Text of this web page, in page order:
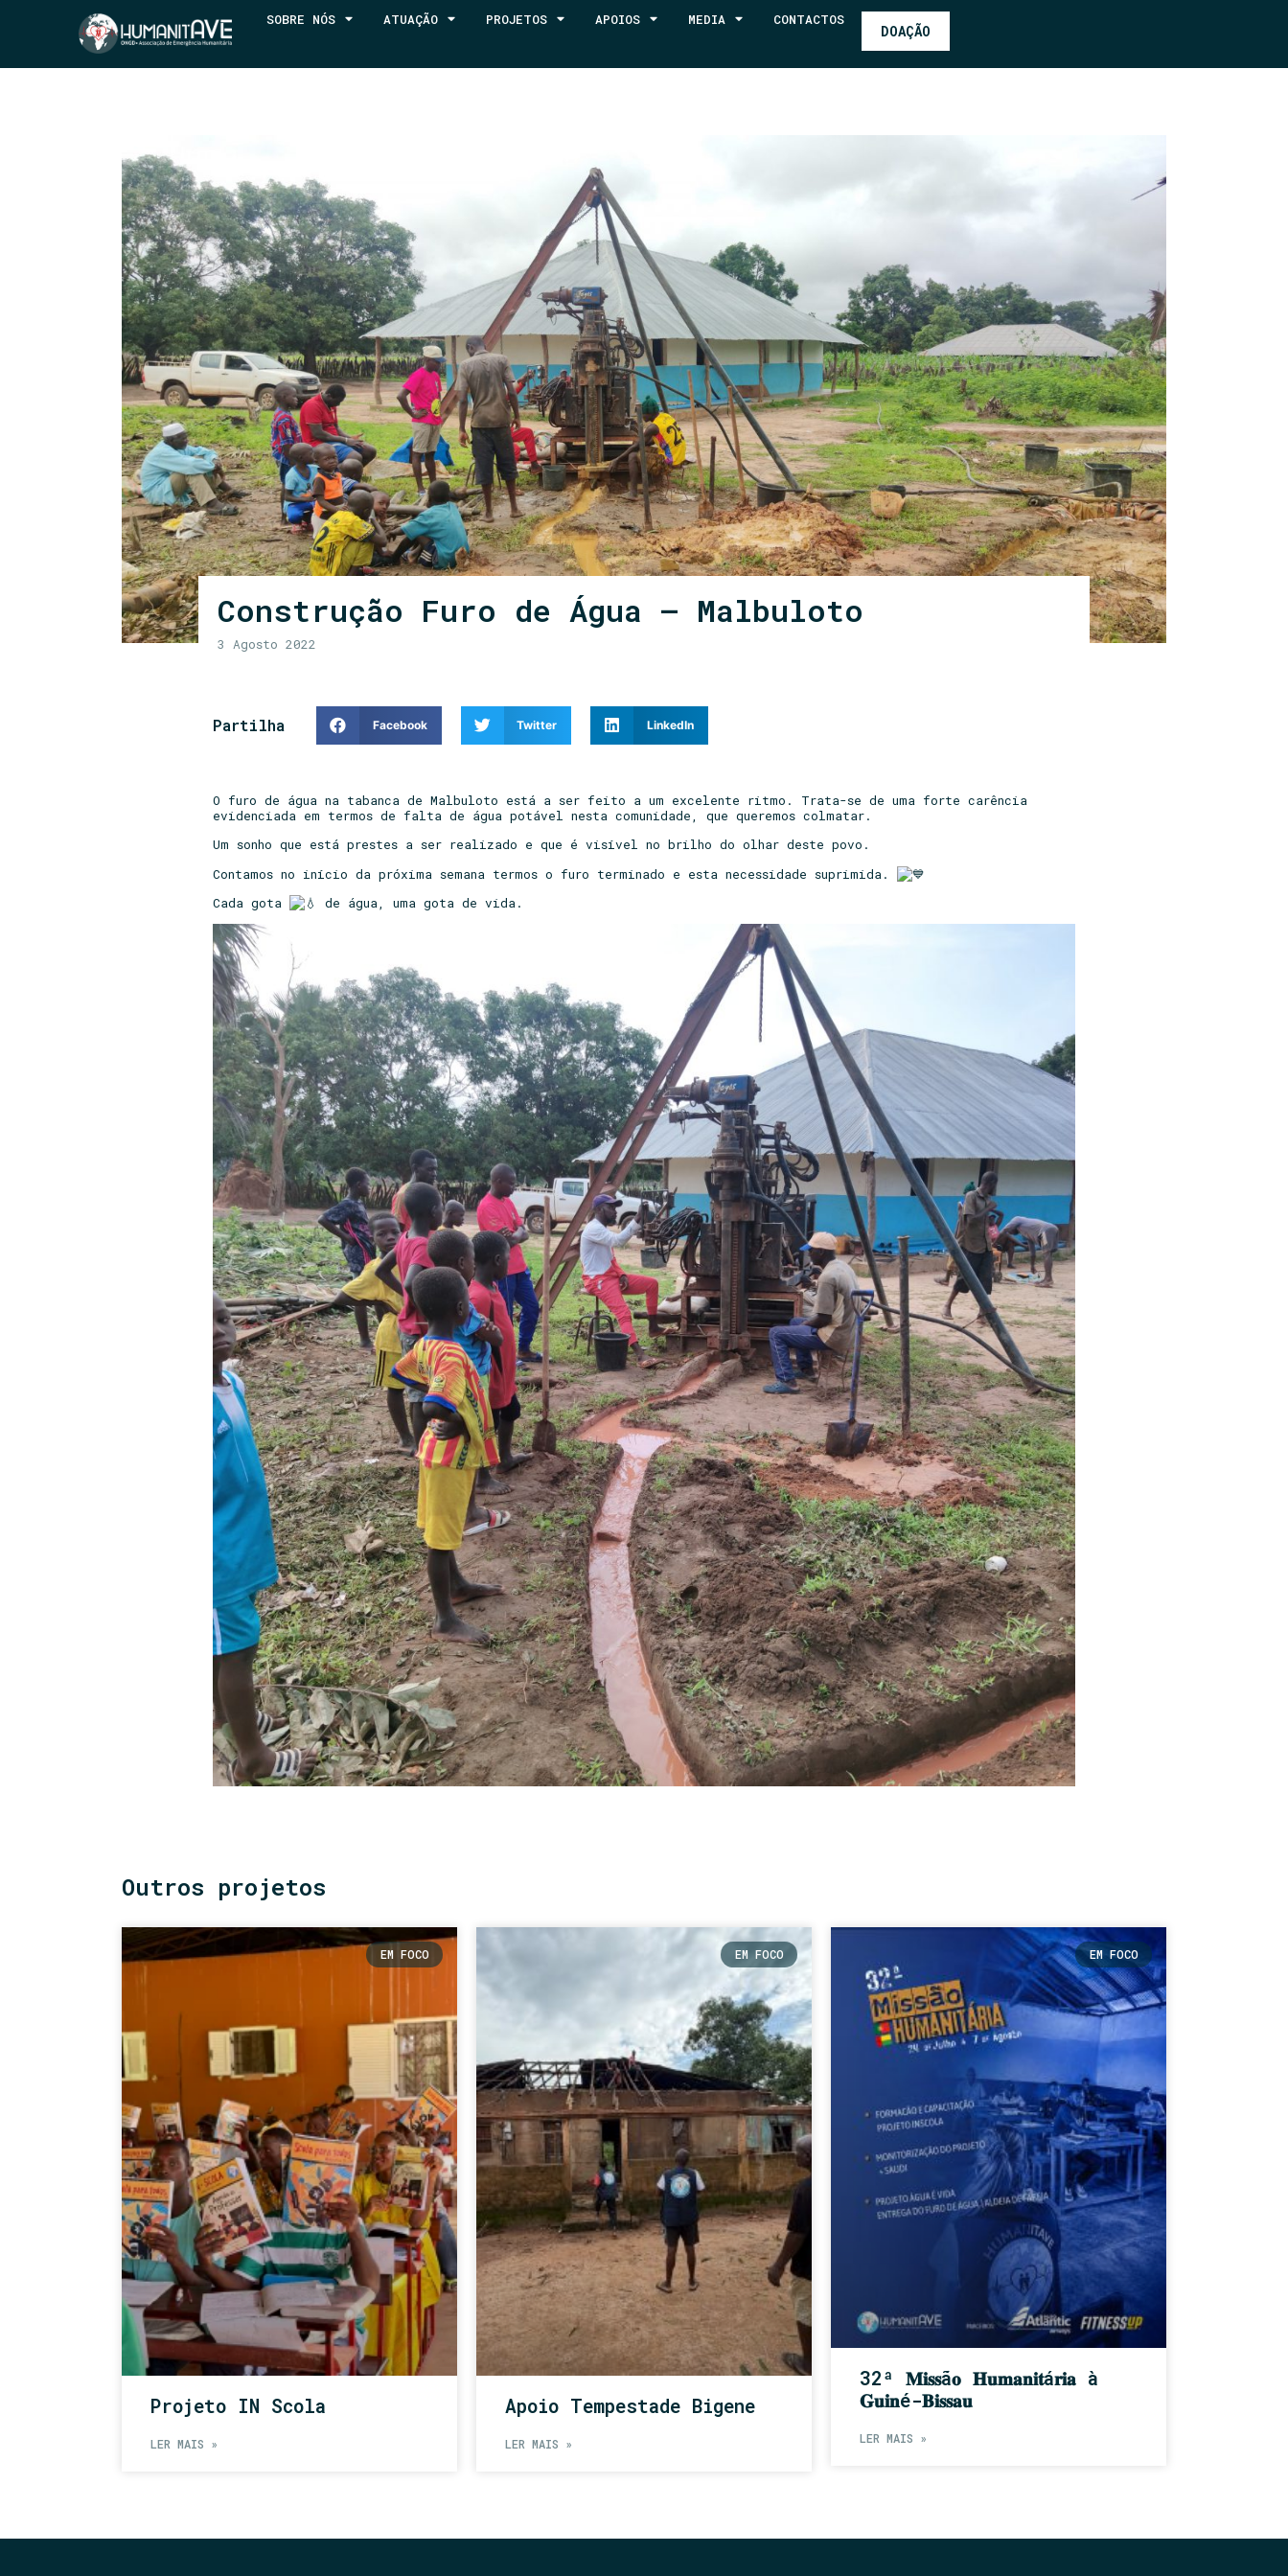
SOBRE NÓS ATUAÇÃO PROJETOS APOIOS MEDIA CONTACTOS
DOAÇÃO
Construção Furo de Água – Malbuloto
3 Agosto 2022
Partilha Facebook Twitter LinkedIn
O furo de água na tabanca de Malbuloto está a ser feito a um excelente ritmo. Trata-se de uma forte carência
evidenciada em termos de falta de água potável nesta comunidade, que queremos colmatar.
Um sonho que está prestes a ser realizado e que é visível no brilho do olhar deste povo.
Contamos no início da próxima semana termos o furo terminado e esta necessidade suprimida.
Cada gota
de água, uma gota de vida.
Outros projetos
EM FOCO
Projeto IN Scola
LER MAIS »
EM FOCO
Apoio Tempestade Bigene
LER MAIS »
EM FOCO
32ª 𝐌𝐢𝐬𝐬ã𝐨 𝐇𝐮𝐦𝐚𝐧𝐢𝐭á𝐫𝐢𝐚 à
𝐆𝐮𝐢𝐧é-𝐁𝐢𝐬𝐬𝐚𝐮
LER MAIS »